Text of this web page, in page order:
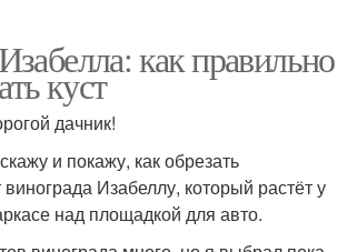
как правильно
куст
дачник!
и покажу, как обрезать
Изабеллу, который растёт у
над площадкой для авто.